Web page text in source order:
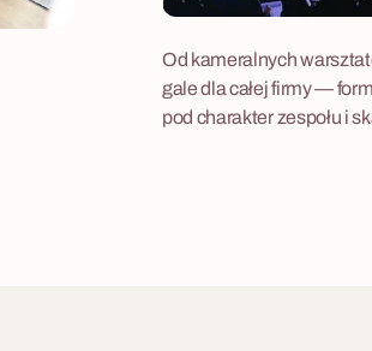
Od kameralnych
gale dla całej firmy —
pod charakter zespołu i